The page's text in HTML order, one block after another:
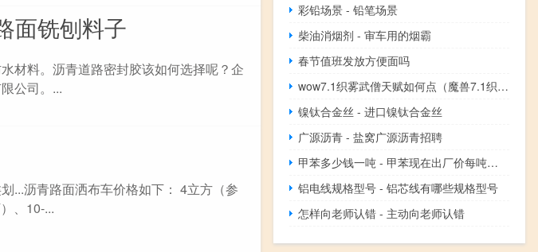
面铣刨料子
材料。沥青道路密封胶该如何选择呢？企
公司。...
...沥青路面洒布车价格如下： 4立方（参
、10-...
彩铅场景 - 铅笔场景
柴油消烟剂 - 审车用的烟霸
春节值班发放方便面吗
wow7.1织雾武僧天赋如何点（魔兽7.1织雾武僧天赋加点推荐）
镍钛合金丝 - 进口镍钛合金丝
广源沥青 - 盐窝广源沥青招聘
甲苯多少钱一吨 - 甲苯现在出厂价每吨多少钱
铝电线规格型号 - 铝芯线有哪些规格型号
怎样向老师认错 - 主动向老师认错